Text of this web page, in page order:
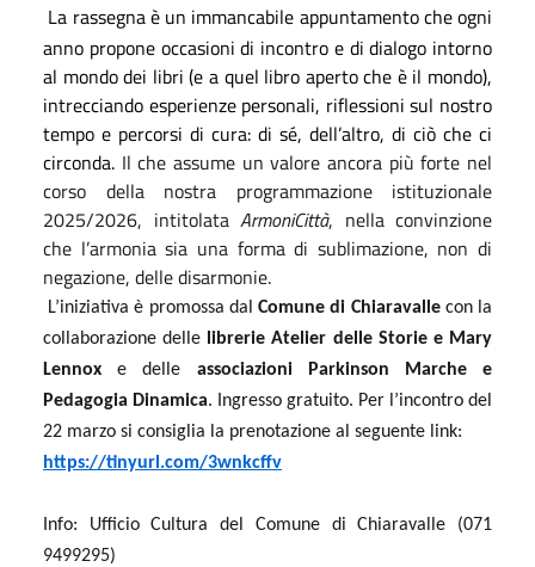
La rassegna è un immancabile appuntamento che ogni
anno propone occasioni di incontro e di dialogo intorno
al mondo dei libri (e a quel libro aperto che è il mondo),
intrecciando esperienze personali, riflessioni sul nostro
tempo e percorsi di cura: di sé, dell’altro, di ciò che ci
circonda. Il che assume un valore ancora più forte nel
corso della nostra programmazione istituzionale
2025/2026, intitolata ArmoniCittà, nella convinzione
che l’armonia sia una forma di sublimazione, non di
negazione, delle disarmonie.
L’iniziativa è promossa dalComune di Chiaravallecon la
collaborazione delle librerie Atelier delle Storie e Mary
Lennox e delle associazioni Parkinson Marche e
Pedagogia Dinamica. Ingresso gratuito. Per l’incontro del
22 marzo si consiglia la prenotazione al seguente link:
https://tinyurl.com/3wnkcffv
Info: Ufficio Cultura del Comune di Chiaravalle (071
9499295)